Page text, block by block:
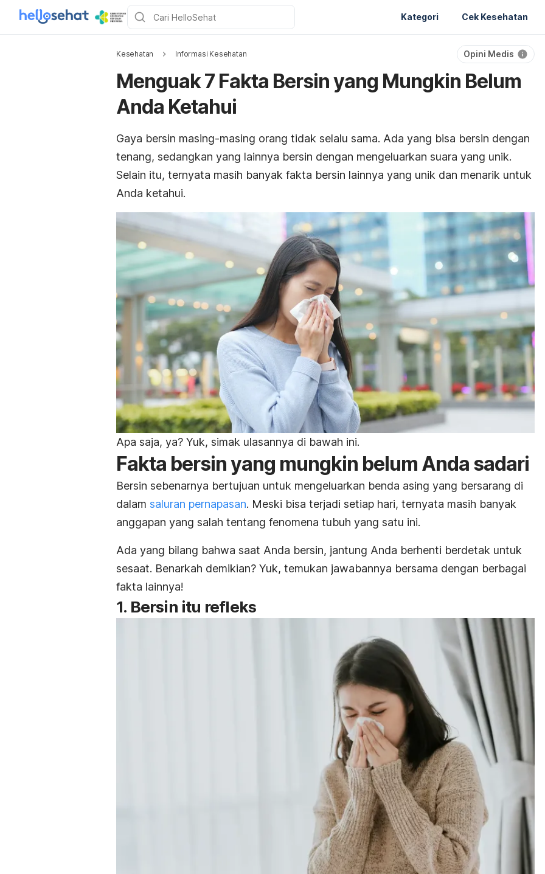
Kategori Cek Kesehatan
Kesehatan Informasi Kesehatan Opini Medis
Menguak 7 Fakta Bersin yang Mungkin Belum
Anda Ketahui
Gaya bersin masing-masing orang tidak selalu sama. Ada yang bisa bersin dengan
tenang, sedangkan yang lainnya bersin dengan mengeluarkan suara yang unik.
Selain itu, ternyata masih banyak fakta bersin lainnya yang unik dan menarik untuk
Anda ketahui.
Apa saja, ya? Yuk, simak ulasannya di bawah ini.
Fakta bersin yang mungkin belum Anda sadari
Bersin sebenarnya bertujuan untuk mengeluarkan benda asing yang bersarang di
dalam saluran pernapasan. Meski bisa terjadi setiap hari, ternyata masih banyak
anggapan yang salah tentang fenomena tubuh yang satu ini.
Ada yang bilang bahwa saat Anda bersin, jantung Anda berhenti berdetak untuk
sesaat. Benarkah demikian? Yuk, temukan jawabannya bersama dengan berbagai
fakta lainnya!
1. Bersin itu refleks